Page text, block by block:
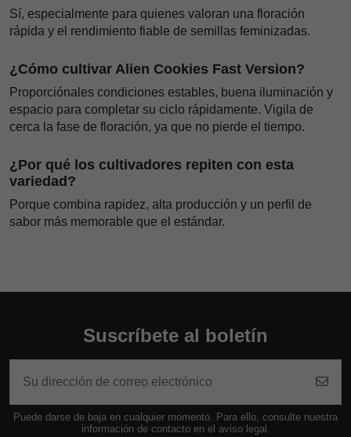
Sí, especialmente para quienes valoran una floración
rápida y el rendimiento fiable de semillas feminizadas.
¿Cómo cultivar Alien Cookies Fast Version?
Proporciónales condiciones estables, buena iluminación y
espacio para completar su ciclo rápidamente. Vigila de
cerca la fase de floración, ya que no pierde el tiempo.
¿Por qué los cultivadores repiten con esta
variedad?
Porque combina rapidez, alta producción y un perfil de
sabor más memorable que el estándar.
Suscríbete al boletín
Puede darse de baja en cualquier momento. Para ello, consulte nuestra
información de contacto en el aviso legal.